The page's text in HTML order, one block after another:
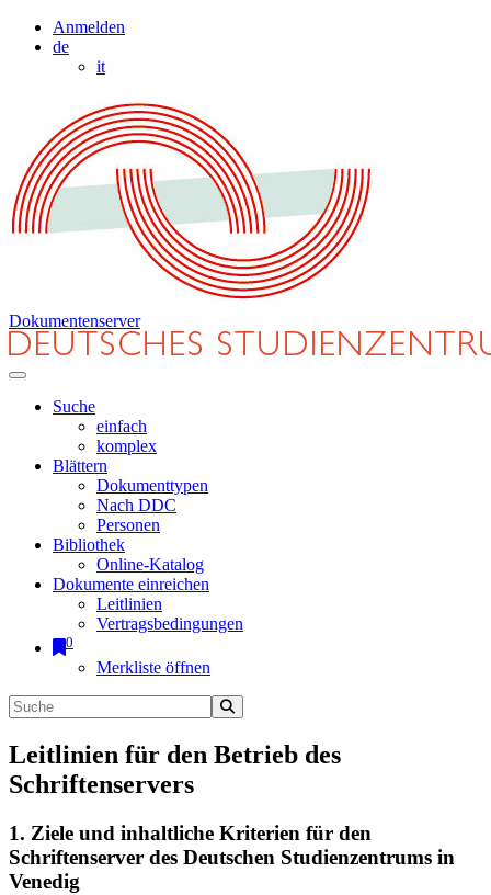
Anmelden
de
it
Dokumentenserver
Suche
einfach
komplex
Blättern
Dokumenttypen
Nach DDC
Personen
Bibliothek
Online-Katalog
Dokumente einreichen
Leitlinien
Vertragsbedingungen
0
Merkliste öffnen
Leitlinien für den Betrieb des
Schriftenservers
1. Ziele und inhaltliche Kriterien für den
Schriftenserver des Deutschen Studienzentrums in
Venedig